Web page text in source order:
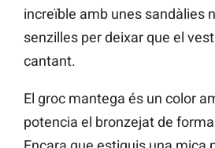
increïble amb unes sandàlies
senzilles per deixar que el
cantant.
El groc mantega és un color
potencia el bronzejat de